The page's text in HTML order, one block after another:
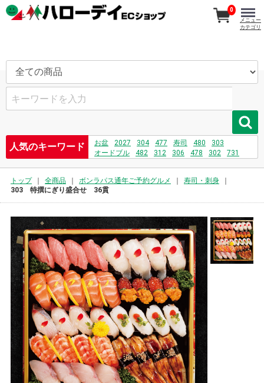
人気のキーワード お盆 2027 304 477 寿司 480
303
オードブル
482 312 306 478 302
731
0
メニュー
カテゴリ
トップ 全商品 ボンラパス通年ご予約グルメ
寿司・刺身
303 特撰にぎり盛合せ 36貫